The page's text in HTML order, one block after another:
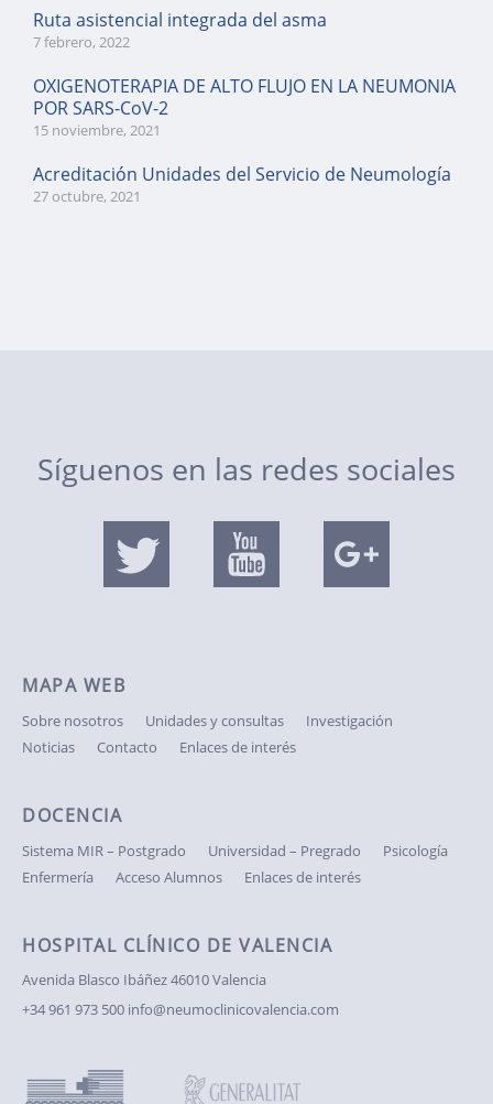
Ruta asistencial integrada del asma
7 febrero, 2022
OXIGENOTERAPIA DE ALTO FLUJO EN LA NEUMONIA
POR SARS-CoV-2
15 noviembre, 2021
Acreditación Unidades del Servicio de Neumología
27 octubre, 2021
Síguenos en las redes sociales
HOSPITAL CLÍNICO DE VALENCIA
Avenida Blasco Ibáñez46010 Valencia
+34 961 973 500 info@neumoclinicovalencia.com
MAPA WEB
Sobre nosotros Unidades y consultas
Investigación
Noticias
Contacto Enlaces de interés
DOCENCIA
Sistema MIR – Postgrado Universidad – Pregrado
Psicología
Enfermería
Acceso Alumnos Enlaces de interés